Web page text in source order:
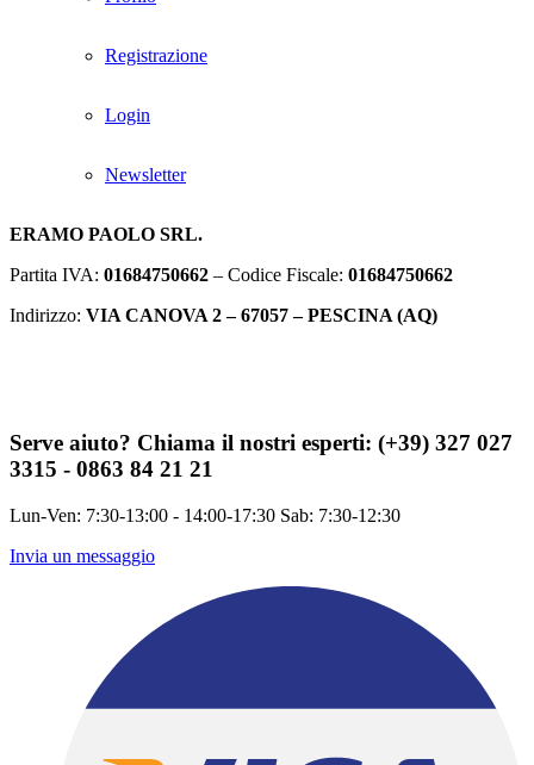
Registrazione
Login
Newsletter
ERAMO PAOLO SRL.
Partita IVA: 01684750662 – Codice Fiscale: 01684750662
Indirizzo: VIA CANOVA 2 – 67057 – PESCINA (AQ)
Serve aiuto? Chiama il nostri esperti: (+39) 327 027
3315 - 0863 84 21 21
Lun-Ven: 7:30-13:00 - 14:00-17:30 Sab: 7:30-12:30
Invia un messaggio